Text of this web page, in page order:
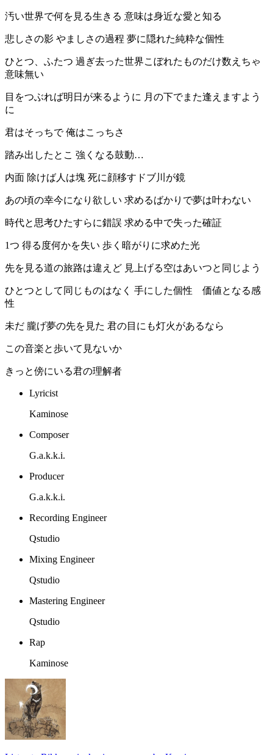
汚い世界で何を見る生きる 意味は身近な愛と知る
悲しさの影 やましさの過程 夢に隠れた純粋な個性
ひとつ、ふたつ 過ぎ去った世界こぼれたものだけ数えちゃ
意味無い
目をつぶれば明日が来るように 月の下でまた逢えますよう
に
君はそっちで 俺はこっちさ
踏み出したとこ 強くなる鼓動…
内面 除けば人は塊 死に顔移すドブ川が鏡
あの頃の幸今になり欲しい 求めるばかりで夢は叶わない
時代と思考ひたすらに錯誤 求める中で失った確証
1つ 得る度何かを失い 歩く暗がりに求めた光
先を見る道の旅路は違えど 見上げる空はあいつと同じよう
ひとつとして同じものはなく 手にした個性 価値となる感
性
未だ 朧げ夢の先を見た 君の目にも灯火があるなら
この音楽と歩いて見ないか
きっと傍にいる君の理解者
Lyricist
Kaminose
Composer
G.a.k.k.i.
Producer
G.a.k.k.i.
Recording Engineer
Qstudio
Mixing Engineer
Qstudio
Mastering Engineer
Qstudio
Rap
Kaminose